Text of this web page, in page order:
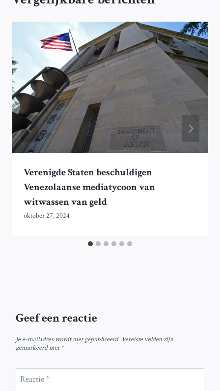
Verenigde Staten beschuldigen
Venezolaanse mediatycoon van
witwassen van geld
oktober 27, 2024
Geef een reactie
Je e-mailadres wordt niet gepubliceerd. Vereiste velden zijn
gemarkeerd met*
Reactie*